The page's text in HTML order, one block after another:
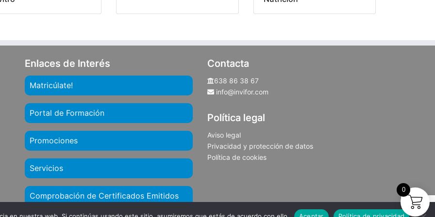
Enlaces de Interés
Matricúlate!
Portal de Formación
Promociones
Servicios
Comprobación de Certificados Emitidos
Contacta
638 86 38 67
info@invifor.com
Política legal
Aviso legal
Privacidad y protección de datos
Política de cookies
0